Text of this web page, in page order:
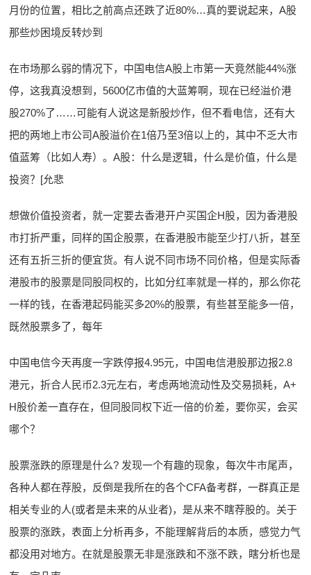
月份的位置，相比之前高点还跌了近80%…真的要说起来，A股
那些炒困境反转炒到
在市场那么弱的情况下，中国电信A股上市第一天竟然能44%涨
停，这我真没想到，5600亿市值的大蓝筹啊，现在已经溢价港
股270%了……可能有人说这是新股炒作，但不看电信，还有大
把的两地上市公司A股溢价在1倍乃至3倍以上的，其中不乏大市
值蓝筹（比如人寿）。A股：什么是逻辑，什么是价值，什么是
投资？[允悲
想做价值投资者，就一定要去香港开户买国企H股，因为香港股
市打折严重，同样的国企股票，在香港股市能至少打八折，甚至
还有五折三折的便宜货。有人说不同市场不同价格，但是实际香
港股市的股票是同股同权的，比如分红率就是一样的，那么你花
一样的钱，在香港起码能买多20%的股票，有些甚至能多一倍，
既然股票多了，每年
中国电信今天再度一字跌停报4.95元，中国电信港股那边报2.8
港元，折合人民币2.3元左右，考虑两地流动性及交易损耗，A+
H股价差一直存在，但同股同权下近一倍的价差，要你买，会买
哪个？
股票涨跌的原理是什么? 发现一个有趣的现象，每次牛市尾声，
各种人都在荐股，反倒是我所在的各个CFA备考群，一群真正是
相关专业的人(或者是未来的从业者)，是从来不瞎荐股的。关于
股票的涨跌，表面上分析再多，不能理解背后的本质，感觉力气
都没用对地方。在就是股票无非是涨跌和不涨不跌，瞎分析也是